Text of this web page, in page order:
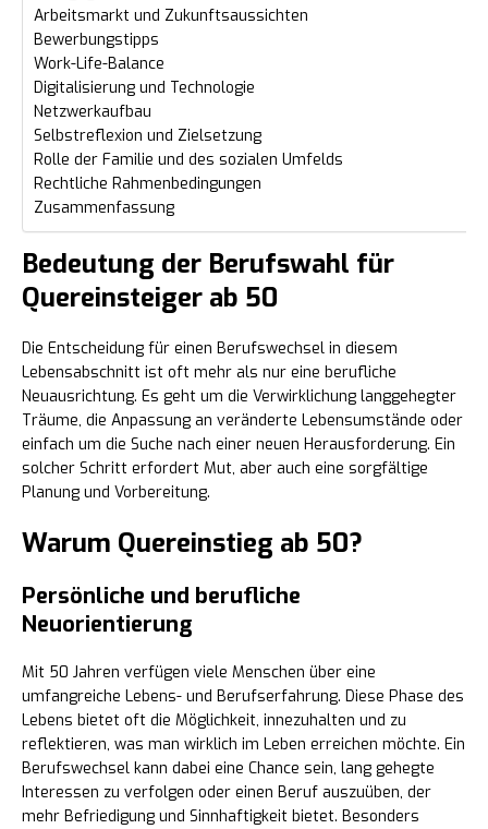
Arbeitsmarkt und Zukunftsaussichten
Bewerbungstipps
Work-Life-Balance
Digitalisierung und Technologie
Netzwerkaufbau
Selbstreflexion und Zielsetzung
Rolle der Familie und des sozialen Umfelds
Rechtliche Rahmenbedingungen
Zusammenfassung
Bedeutung der Berufswahl für
Quereinsteiger ab 50
Die Entscheidung für einen Berufswechsel in diesem
Lebensabschnitt ist oft mehr als nur eine berufliche
Neuausrichtung. Es geht um die Verwirklichung langgehegter
Träume, die Anpassung an veränderte Lebensumstände oder
einfach um die Suche nach einer neuen Herausforderung. Ein
solcher Schritt erfordert Mut, aber auch eine sorgfältige
Planung und Vorbereitung.
Warum Quereinstieg ab 50?
Persönliche und berufliche
Neuorientierung
Mit 50 Jahren verfügen viele Menschen über eine
umfangreiche Lebens- und Berufserfahrung. Diese Phase des
Lebens bietet oft die Möglichkeit, innezuhalten und zu
reflektieren, was man wirklich im Leben erreichen möchte. Ein
Berufswechsel kann dabei eine Chance sein, lang gehegte
Interessen zu verfolgen oder einen Beruf auszuüben, der
mehr Befriedigung und Sinnhaftigkeit bietet. Besonders